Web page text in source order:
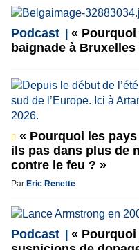
Podcast
«
baignade à
« Pourquoi les
ils pas dans plus de
contre le feu ? »
Par Eric Renette
Podcast
«